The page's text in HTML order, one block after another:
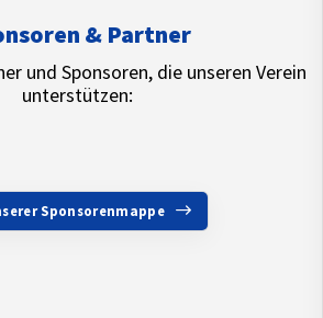
& Partner
und Sponsoren, die unseren Verein
unterstützen:
Sponsorenmappe